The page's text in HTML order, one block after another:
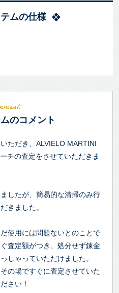
ムの仕様
のコメント
ただき、ALVIELO MARTINI
チの査定をさせていただきま
したが、簡易的な清掃のみ行
きました。
使用には問題ないとのことで
査定額がつき、処分せず錬金
しゃっていただけました。
の場ですぐに査定させていた
さい！